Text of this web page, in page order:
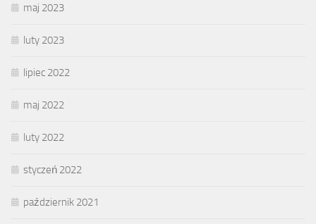
maj 2023
luty 2023
lipiec 2022
maj 2022
luty 2022
styczeń 2022
październik 2021